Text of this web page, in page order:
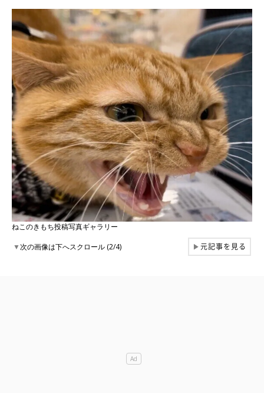
ねこのきもち投稿写真ギャラリー
▼次の画像は下へスクロール (2/4) ▶元記事を見る